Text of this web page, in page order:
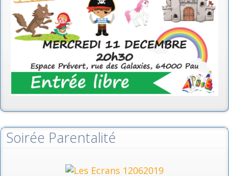
Soirée Parentalité